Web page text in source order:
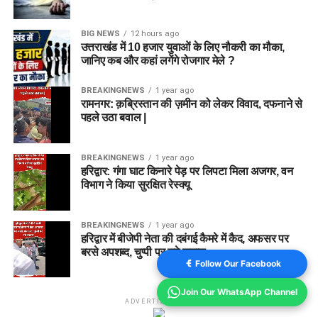
BIG NEWS 12 hours ago
उत्तराखंड में 10 हजार युवाओं के लिए नौकरी का मौका,
जानिए कब और कहां लगेंगे रोजगार मेले ?
BREAKINGNEWS 1 year ago
रामनगर: क़ब्रिस्तान की ज़मीन को लेकर विवाद, दफनाने से
पहले उठा बवाल |
BREAKINGNEWS 1 year ago
हरिद्वार: गंगा घाट किनारे पेड़ पर लिपटा मिला अजगर, वन
विभाग ने किया सुरक्षित रेस्क्यू
BREAKINGNEWS 1 year ago
हरिद्वार में बीजेपी नेता की दबंगई कैमरे में कैद, अफसर पर
बरसे अपशब्द, चुप्पी पर उठे सवाल
ADVERTISEMENT
Follow Our Facebook
Join Our WhatsApp Channel